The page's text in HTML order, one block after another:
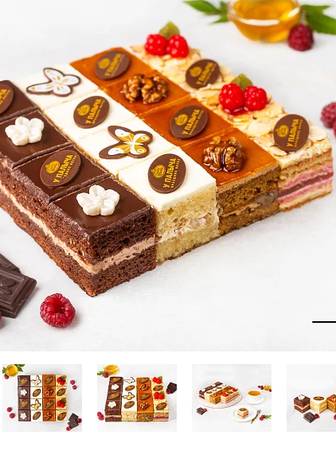
вареники, замороженные полуфабрикаты
деликатесы
мороженое и сорбеты
сладости и снеки
напитки
классы